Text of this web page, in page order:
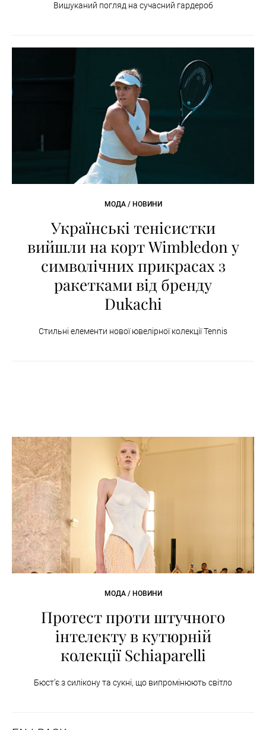
Вишуканий погляд на сучасний гардероб
МОДА / НОВИНИ
Українські тенісистки
вийшли на корт Wimbledon у
символічних прикрасах з
ракетками від бренду
Dukachi
Стильні елементи нової ювелірної колекції Tennis
МОДА / НОВИНИ
Протест проти штучного
інтелекту в кутюрній
колекції Schiaparelli
Бюст’є з силікону та сукні, що випромінюють світло